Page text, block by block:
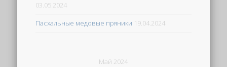
03.05.2024
Пасхальные медовые пряники 19.04.2024
Май 2024